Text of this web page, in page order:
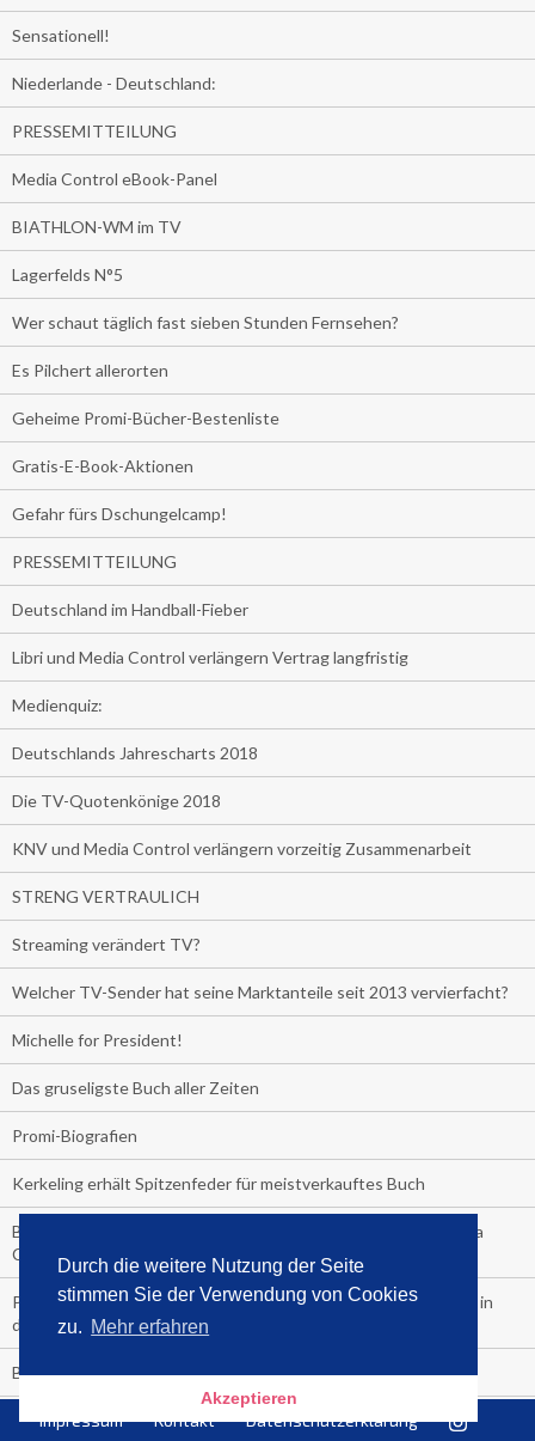
Durch die weitere Nutzung der Seite
stimmen Sie der Verwendung von Cookies
zu. Mehr erfahren
Akzeptieren
Sensationell!
Niederlande - Deutschland:
PRESSEMITTEILUNG
Media Control eBook-Panel
BIATHLON-WM im TV
Lagerfelds N°5
Wer schaut täglich fast sieben Stunden Fernsehen?
Es Pilchert allerorten
Geheime Promi-Bücher-Bestenliste
Gratis-E-Book-Aktionen
Gefahr fürs Dschungelcamp!
PRESSEMITTEILUNG
Deutschland im Handball-Fieber
Libri und Media Control verlängern Vertrag langfristig
Medienquiz:
Deutschlands Jahrescharts 2018
Die TV-Quotenkönige 2018
KNV und Media Control verlängern vorzeitig Zusammenarbeit
STRENG VERTRAULICH
Streaming verändert TV?
Welcher TV-Sender hat seine Marktanteile seit 2013 vervierfacht?
Michelle for President!
Das gruseligste Buch aller Zeiten
Promi-Biografien
Kerkeling erhält Spitzenfeder für meistverkauftes Buch
Börsenverein und MVB verlängern vorzeitig Verträge mit Media
Control bis 2024
PocketBook, Ceebo und Umbreit bringen Hörbuch-Downloads in
die Cloud
Bella Bella
#1-Bestseller: "Das ist Alpha!" von Kollegah
Impressum Kontakt Datenschutzerklärung